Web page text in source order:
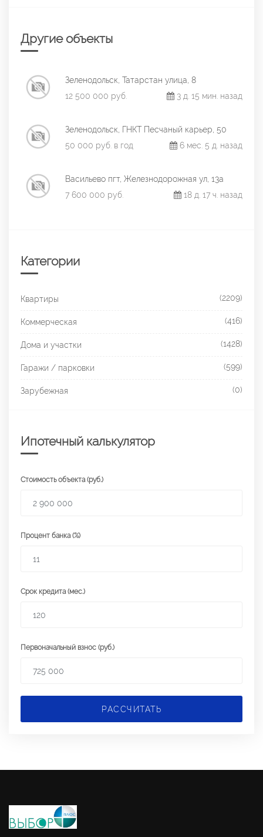
Другие объекты
Зеленодольск, Татарстан улица, 8
12 500 000 руб.
3 д. 15 мин. назад
Зеленодольск, ГНКТ Песчаный карьер, 50
50 000 руб. в год
6 мес. 5 д. назад
Васильево пгт, Железнодорожная ул, 13а
7 600 000 руб.
18 д. 17 ч. назад
Категории
Квартиры (2209)
Коммерческая (416)
Дома и участки (1428)
Гаражи / парковки (599)
Зарубежная (0)
Ипотечный калькулятор
Стоимость объекта (руб.)
Процент банка (%)
Срок кредита (мес.)
Первоначальный взнос (руб.)
РАССЧИТАТЬ